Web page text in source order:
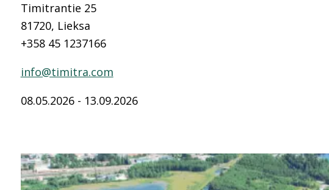
Timitrantie 25
81720, Lieksa
+358 45 1237166
info@timitra.com
08.05.2026 - 13.09.2026